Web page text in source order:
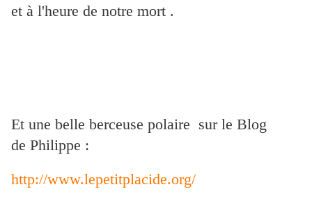
et à l'heure de notre mort .
Et une belle berceuse polaire sur le Blog
de Philippe :
http://www.lepetitplacide.org/